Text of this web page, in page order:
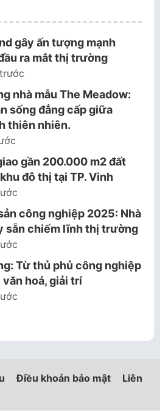
gây ấn tượng mạnh
ra mắt thị trường
nhà mẫu The Meadow:
sống đẳng cấp giữa
thiên nhiên.
gần 200.000 m2 đất
đô thị tại TP. Vinh
công nghiệp 2025: Nhà
sẵn chiếm lĩnh thị trường
Từ thủ phủ công nghiệp
hoá, giải trí
Điều khoản bảo mật
Liên